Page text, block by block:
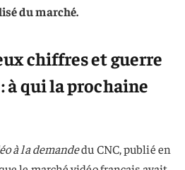
du marché.
chiffres et guerre
à qui la prochaine
à la demandedu CNC, publié en